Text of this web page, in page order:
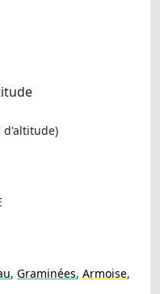
d'altitude)
, Graminées, Armoise,